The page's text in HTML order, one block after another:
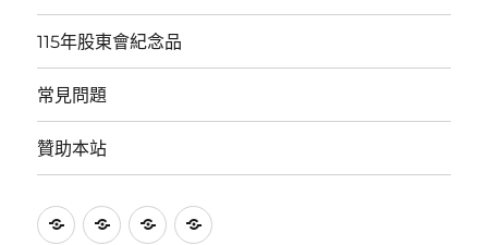
115年股東會紀念品
常見問題
贊助本站
115
115
常
贊